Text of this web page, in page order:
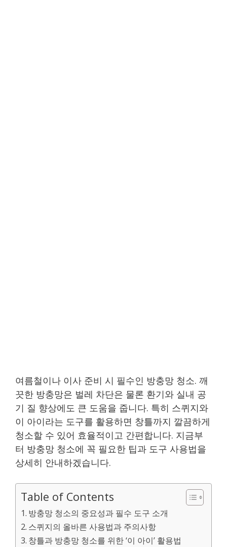
여름철이나 이사 준비 시 필수인 방충망 청소. 깨
끗한 방충망은 벌레 차단은 물론 환기와 실내 공
기 질 향상에도 큰 도움을 줍니다. 특히 스퀴지와
이 아이라는 도구를 활용하면 창틀까지 깔끔하게
청소할 수 있어 효율적이고 간편합니다. 지금부
터 방충망 청소에 꼭 필요한 팁과 도구 사용법을
상세히 안내하겠습니다.
Table of Contents
방충망 청소의 중요성과 필수 도구 소개
스퀴지의 올바른 사용법과 주의사항
창틀과 방충망 청소를 위한 ‘이 아이’ 활용법